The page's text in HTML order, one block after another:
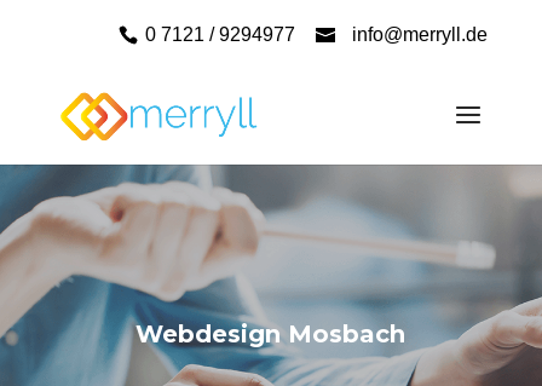
0 7121 / 9294977 info@merryll.de
Webdesign Mosbach